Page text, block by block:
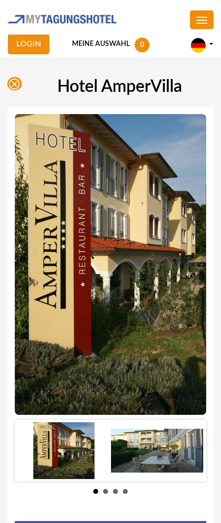
MEINE AUSWAHL 0
LOGIN
Hotel AmperVilla